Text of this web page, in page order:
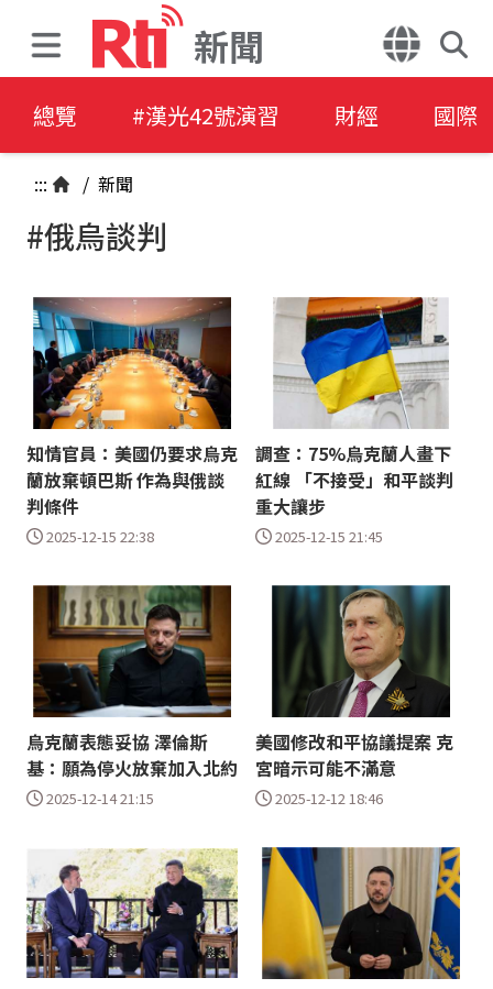
新聞
總覽 #漢光42號演習 財經 國際
::: / 新聞
#俄烏談判
知情官員：美國仍要求烏克
蘭放棄頓巴斯 作為與俄談
判條件
2025-12-15 22:38
調查：75%烏克蘭人畫下
紅線 「不接受」和平談判
重大讓步
2025-12-15 21:45
烏克蘭表態妥協 澤倫斯
基：願為停火放棄加入北約
2025-12-14 21:15
美國修改和平協議提案 克
宮暗示可能不滿意
2025-12-12 18:46